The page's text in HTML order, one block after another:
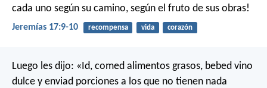
cada uno según su camino, según el fruto de sus obras!
Jeremías 17:9-10 recompensa vida corazón
Luego les dijo: «Id, comed alimentos grasos, bebed vino
dulce y enviad porciones a los que no tienen nada